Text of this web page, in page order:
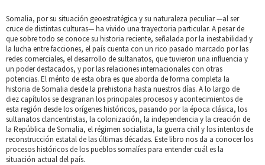
Somalia, por su situación geoestratégica y su naturaleza peculiar —al ser
cruce de distintas culturas— ha vivido una trayectoria particular. A pesar de
que sobre todo se conoce su historia reciente, señalada por la inestabilidad y
la lucha entre facciones, el país cuenta con un rico pasado marcado por las
redes comerciales, el desarrollo de sultanatos, que tuvieron una influencia y
un poder destacados, y por las relaciones internacionales con otras
potencias. El mérito de esta obra es que aborda de forma completa la
historia de Somalia desde la prehistoria hasta nuestros días. A lo largo de
diez capítulos se desgranan los principales procesos y acontecimientos de
esta región desde los orígenes históricos, pasando por la época clásica, los
sultanatos clancentristas, la colonización, la independencia y la creación de
la República de Somalia, el régimen socialista, la guerra civil y los intentos de
reconstrucción estatal de las últimas décadas. Este libro nos da a conocer los
procesos históricos de los pueblos somalíes para entender cuál es la
situación actual del país.